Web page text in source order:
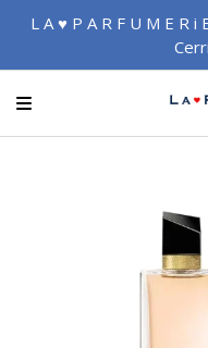
L A ♥ P A R F U M E R